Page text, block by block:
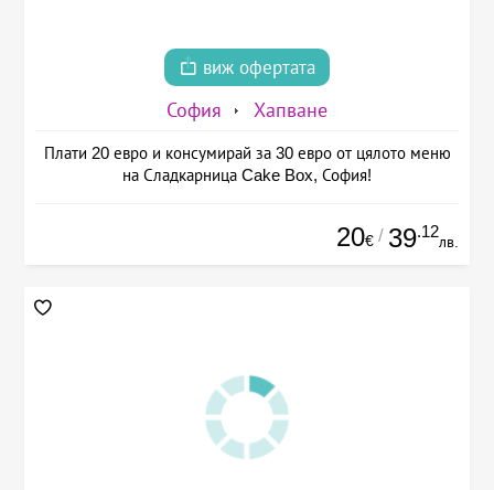
виж офертата
София Хапване
Плати 20 евро и консумирай за 30 евро от цялото меню
на Сладкарница Cake Box, София!
20€ / 39.12
лв.